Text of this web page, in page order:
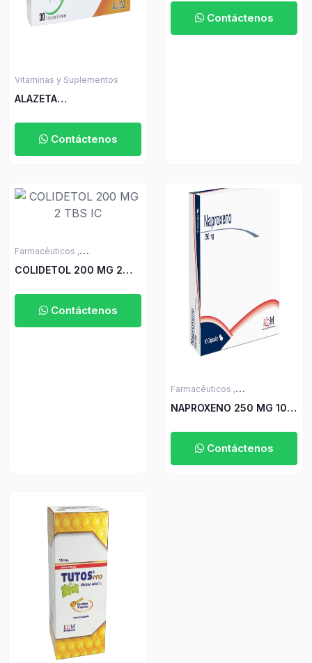
Vitaminas y Suplementos
ALAZETA
30 CAP.BLAN
Contáctenos
12UND
Contáctenos
Farmacéuticos ,
Medicamentos sin Receta
COLIDETOL 200 MG 2
Contáctenos
Farmacéuticos ,
Medicamentos sin Receta
NAPROXENO 250 MG 10
Contáctenos